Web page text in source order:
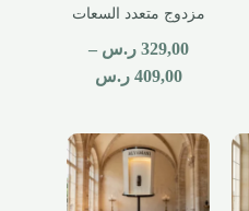
مزدوج متعدد السعات
329,00 ر.س –
409,00 ر.س